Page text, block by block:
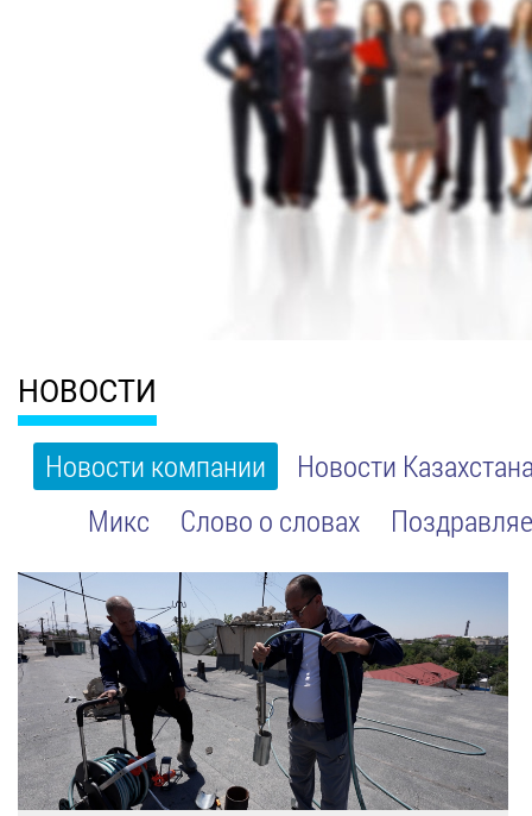
НОВОСТИ
Новости компании
Новости
Микс
Слово о словах